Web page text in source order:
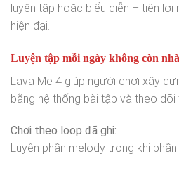
luyện tập hoặc biểu diễn – tiện lợi
hiện đại.
Luyện tập mỗi ngày không còn
Lava Me 4 giúp người chơi xây
bằng hệ thống bài tập và theo
Chơi theo loop đã ghi:
Luyện phần melody trong khi